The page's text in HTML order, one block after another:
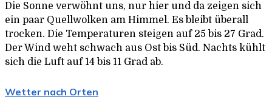
Die Sonne verwöhnt uns, nur hier und da zeigen sich
ein paar Quellwolken am Himmel. Es bleibt überall
trocken. Die Temperaturen steigen auf 25 bis 27 Grad.
Der Wind weht schwach aus Ost bis Süd. Nachts kühlt
sich die Luft auf 14 bis 11 Grad ab.
Wetter nach Orten